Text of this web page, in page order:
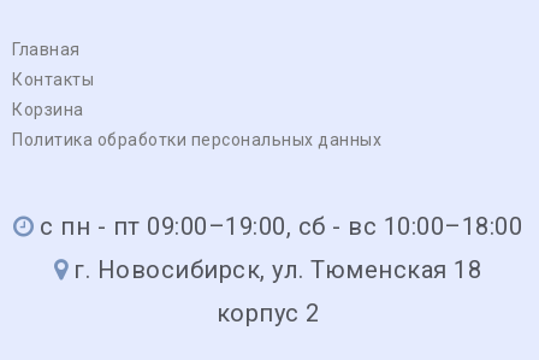
Главная
Контакты
Корзина
Политика обработки персональных данных
с пн - пт 09:00–19:00, сб - вс 10:00–18:00
г. Новосибирск, ул. Тюменская 18
корпус 2